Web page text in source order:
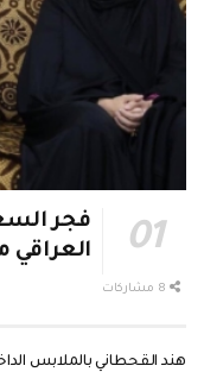
فجر
العراقي
هند القحطاني بالملابس